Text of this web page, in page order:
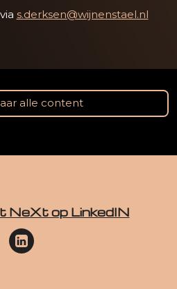
s.derksen@wijnenstael.nl
alle content
NeXt op LinkedIN